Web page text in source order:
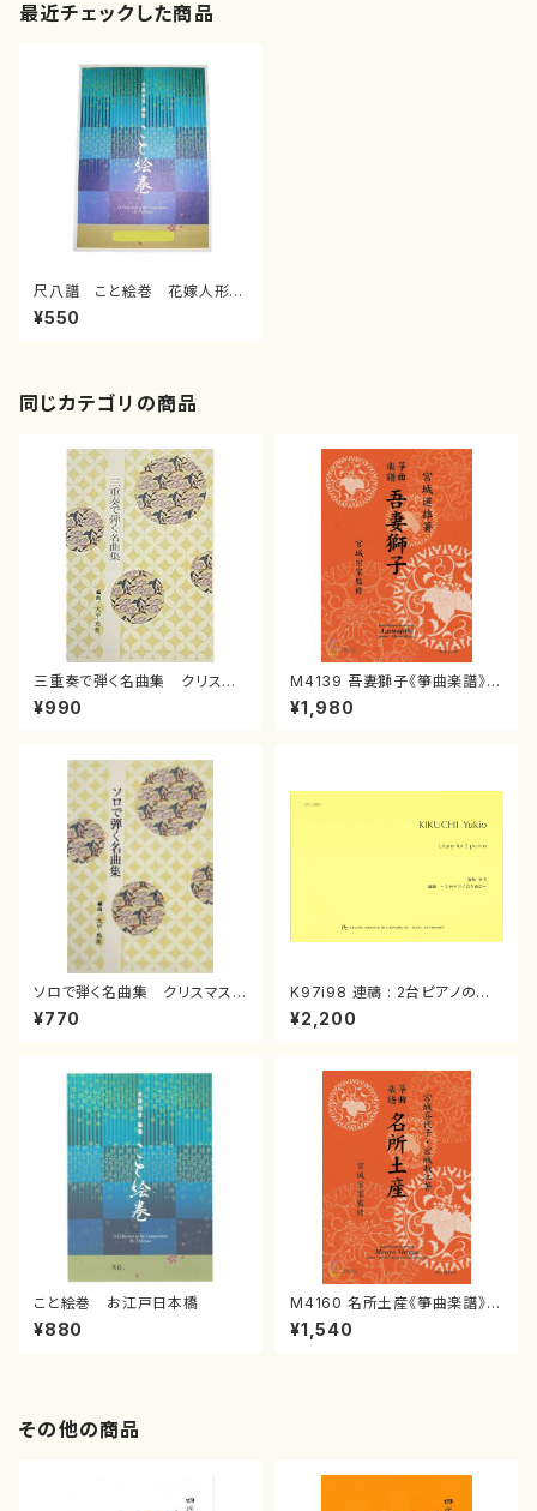
最近チェックした商品
尺八譜 こと絵巻 花嫁人形（/
水野 利彦/楽譜）
¥550
同じカテゴリの商品
三重奏で弾く名曲集 クリスマ
スメドレー( 箏2/大平光美 編
曲/楽譜）
¥990
M4139 吾妻獅子《箏曲楽譜》
（箏/宮城道雄著・宮城宗家監修/
箏曲古典楽譜）
¥1,980
ソロで弾く名曲集 クリスマス・
イブ／恋人がサンタクロース(
箏独奏 /大平光美 編曲/楽
¥770
K97i98 連禱 : 2台ピアノのた
めの（2 Pianos / 菊池 幸夫 /
楽譜）
¥2,200
こと絵巻 お江戸日本橋
¥880
M4160 名所土産《箏曲楽譜》
（箏/宮城喜代子・宮城数江著・
宮城宗家監修/箏曲古典楽譜）
¥1,540
その他の商品